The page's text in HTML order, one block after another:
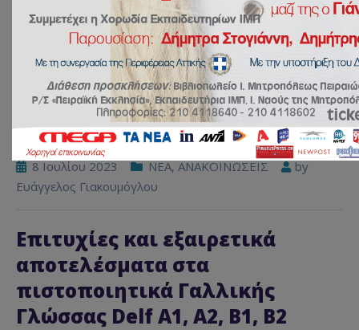
8 Ιουλίου 2023 NEA,ΑΝΑΚΟΙΝΩΣΕΙΣ
by
Ευάγγελος Γιακουμόγλου
Επιτυχίες και εξαιρετικά
αποτελέσματα στα
πιστοποιητικά Γαλλικής
Γλώσσας Delf A1, A2, B1, B2